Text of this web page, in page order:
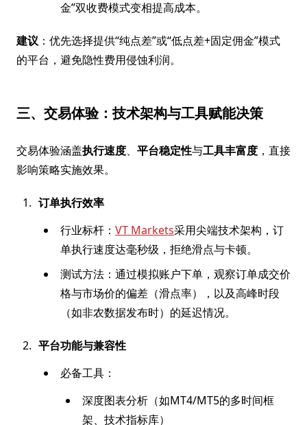
金”双收费模式变相提高成本。
建议 ：优先选择提供“纯点差”或“低点差+固定佣金”模式
的平台，避免隐性费用侵蚀利润。
三、交易体验：技术架构与工具赋能决策
交易体验涵盖执行速度、 平台稳定性与工具丰富度 ，直接
影响策略实施效果。
订单执行效率
行业标杆： VT Markets采用尖端技术架构，订
单执行速度达毫秒级，拒绝滑点与卡顿。
测试方法：通过模拟账户下单，观察订单成交价
格与市场价的偏差（滑点率），以及高峰时段
（如非农数据发布时）的延迟情况。
平台功能与兼容性
必备工具：
深度图表分析（如MT4/MT5的多时间框
架、技术指标库）